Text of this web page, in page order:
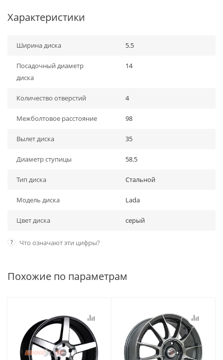
Характеристики
Ширина диска 5.5
Посадочный диаметр
диска
14
Количество отверстий 4
Межболтовое расстояние 98
Вылет диска 35
Диаметр ступицы 58.5
Тип диска Стальной
Модель диска Lada
Цвет диска серый
? Что означают эти цифры?
Похожие по параметрам